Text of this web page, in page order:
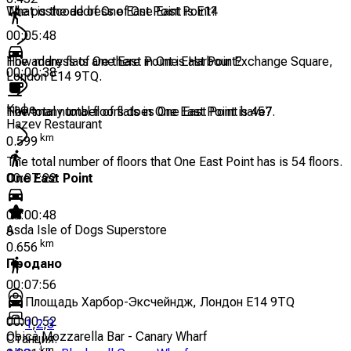
00:05:48
00:00:38
Кафе
Hazev Restaurant
0.599 km
00:07:22
00:00:48
Asda Isle of Dogs Superstore
0.656 km
00:07:56
00:00:52
Obicà Mozzarella Bar - Canary Wharf
The postcode of One East Point is E14
What is the address of One East Point?
The address of One East Point is Harbour Exchange Square,
London E14 9TQ.
How many flats are there in One East Point?
The total number of flats in One East Point is 457.
How many total floors does One East Point have?
The total number of floors that One East Point has is 54 floors.
One East Point
5
Продано
Площадь Харбор-Эксчейндж, Лондон E14 9TQ
1,2,3
Станция: